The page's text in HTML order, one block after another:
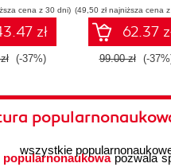
cena z 30 dni)
zł
(-37%)
(49,50 zł najniższa cena
62.37
99.00 zł (-
pozwala
wszystkie